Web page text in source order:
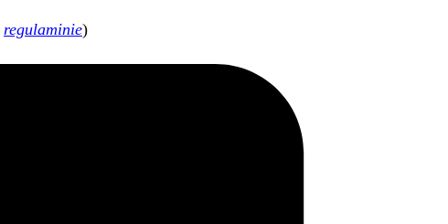
regulaminie)